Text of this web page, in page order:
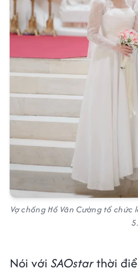
Vợ chồng Hồ Văn Cường tổ
5.
Nói với SAOstarthời